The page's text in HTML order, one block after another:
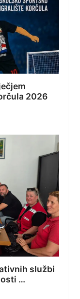
2026
službi
…